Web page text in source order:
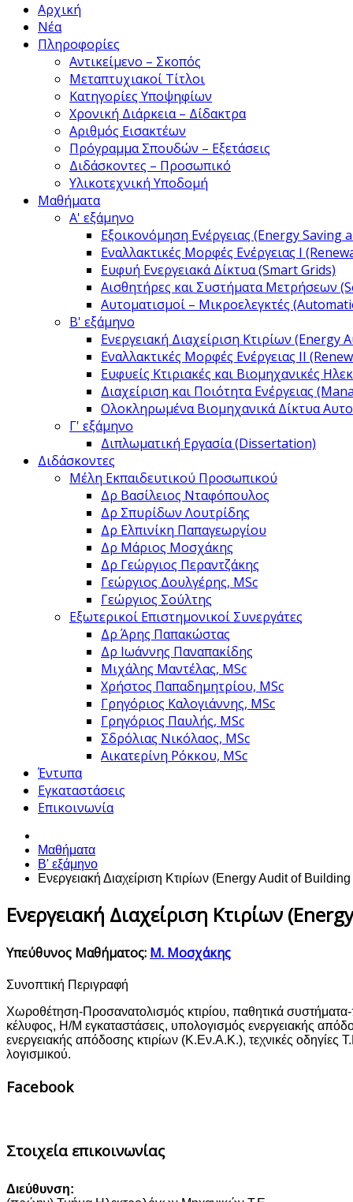
Αρχική
Νέα
Πληροφορίες
Αντικείμενο – Σκοπός
Μεταπτυχιακοί Τίτλοι
Κατηγορίες Υποψηφίων
Χρονική Διάρκεια – Δίδακτρα
Αριθμός Εισακτέων
Πρόγραμμα Σπουδών – Εξετάσεις
Διδάσκοντες – Προσωπικό
Υλικοτεχνική Υποδομή
Μαθήματα
Α' εξάμηνο
Εξοικονόμηση Ενέργειας (Energy Saving
Εναλλακτικές Μορφές Ενέργειας Ι
Ευφυή Ενεργειακά Δίκτυα (Smart Grids)
Αισθητήρες και Συστήματα Μετρήσεων
Αυτοματισμοί – Μικροελεγκτές
Β' εξάμηνο
Ενεργειακή Διαχείριση Κτιρίων
Εναλλακτικές Μορφές Ενέργειας IΙ
Ευφυείς Κτιριακές και Βιομηχανικές
Διαχείριση και Ποιότητα Ενέργειας
Ολοκληρωμένα Βιομηχανικά Δίκτυα
Γ' εξάμηνο
Διπλωματική Εργασία (Dissertation)
Διδάσκοντες
Μέλη Εκπαιδευτικού Προσωπικού
Δρ Βασίλειος Νταφόπουλος
Δρ Σπυρίδων Λουτρίδης
Δρ Ελπινίκη Παπαγεωργίου
Δρ Μάριος Μοσχάκης
Δρ Γεώργιος Περαντζάκης
Γεώργιος Δουλγέρης, MSc
Γεώργιος Σούλτης
Εξωτερικοί Επιστημονικοί Συνεργάτες
Δρ Άρης Παπακώστας
Δρ Ιωάννης Παναπακίδης
Μιχάλης Μαντέλας, MSc
Χρήστος Παπαδημητρίου, MSc
Γρηγόριος Καλογιάννης, MSc
Γρηγόριος Παυλής, MSc
Σδρόλιας Νικόλαος, MSc
Αικατερίνη Ρόκκου, MSc
Έντυπα
Εγκαταστάσεις
Επικοινωνία
Μαθήματα
Β' εξάμηνο
Ενεργειακή Διαχείριση Κτιρίων (Energy Audit of
Ενεργειακή Διαχείριση Κτιρίων
Υπεύθυνος Μαθήματος: Μ. Μοσχάκης
Συνοπτική Περιγραφή
Χωροθέτηση-Προσανατολισμός κτιρίου, παθητικά συστήματα-
κέλυφος, Η/Μ εγκαταστάσεις, υπολογισμός ενεργειακής
ενεργειακής απόδοσης κτιρίων (Κ.Εν.Α.Κ.), τεχνικές
λογισμικού.
Facebook
Στοιχεία επικοινωνίας
Διεύθυνση: